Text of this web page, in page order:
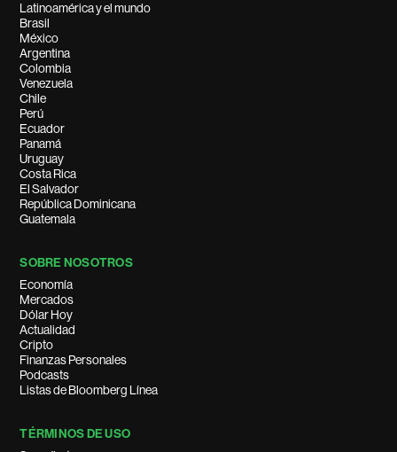
Latinoamérica y el mundo
Brasil
México
Argentina
Colombia
Venezuela
Chile
Perú
Ecuador
Panamá
Uruguay
Costa Rica
El Salvador
República Dominicana
Guatemala
SOBRE NOSOTROS
Economía
Mercados
Dólar Hoy
Actualidad
Cripto
Finanzas Personales
Podcasts
Listas de Bloomberg Línea
TÉRMINOS DE USO